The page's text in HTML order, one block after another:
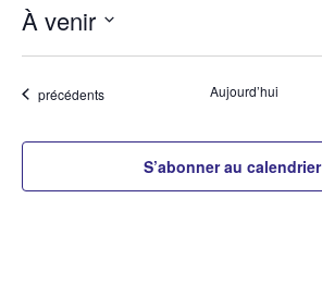
À venir
Évènements
précédents Aujourd’hui
S’abonner au calendrier